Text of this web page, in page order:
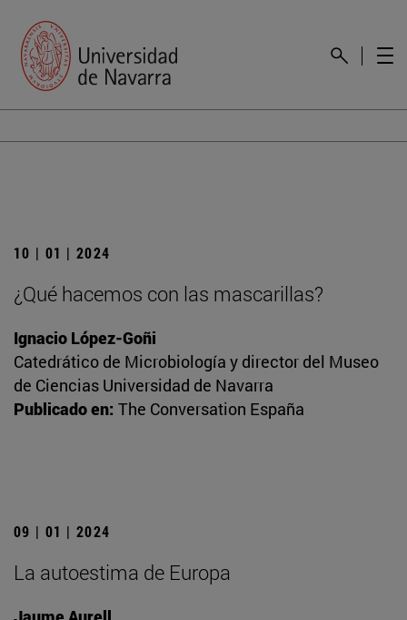
10 | 01 | 2024
¿Qué hacemos con las mascarillas?
Ignacio López-Goñi
Catedrático de Microbiología y director del Museo
de Ciencias Universidad de Navarra
Publicado en: The Conversation España
09 | 01 | 2024
La autoestima de Europa